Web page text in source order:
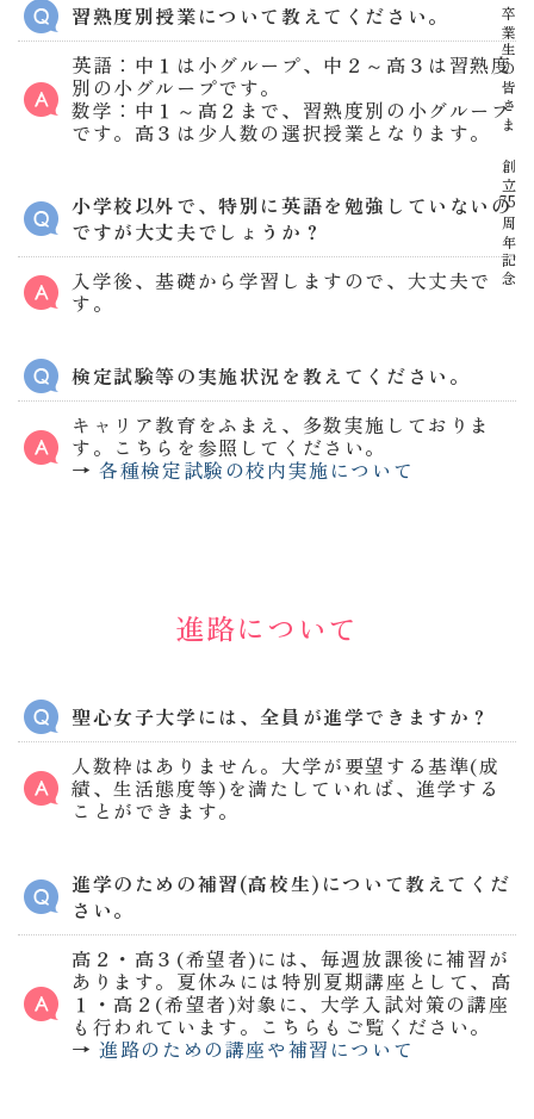
習熟度別授業について教えてください。
英語：中１は小グループ、中２～高３は習熟度
別の小グループです。
数学：中１～高２まで、習熟度別の小グループ
です。高３は少人数の選択授業となります。
小学校以外で、特別に英語を勉強していないの
ですが大丈夫でしょうか？
入学後、基礎から学習しますので、大丈夫で
す。
検定試験等の実施状況を教えてください。
キャリア教育をふまえ、多数実施しておりま
す。こちらを参照してください。
→各種検定試験の校内実施について
進路について
聖心女子大学には、全員が進学できますか？
人数枠はありません。大学が要望する基準(成
績、生活態度等)を満たしていれば、進学する
ことができます。
進学のための補習(高校生)について教えてくだ
さい。
高２・高３(希望者)には、毎週放課後に補習が
あります。夏休みには特別夏期講座として、高
１・高２(希望者)対象に、大学入試対策の講座
も行われています。こちらもご覧ください。
→進路のための講座や補習について
卒業生の皆さま
創立
75
周年記念